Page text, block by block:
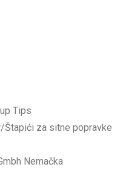
Tips
za sitne popravke
Nemačka